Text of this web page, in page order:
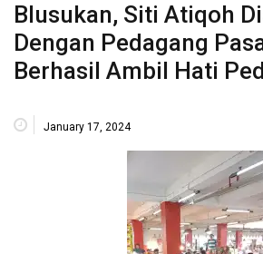
Blusukan, Siti Atiqoh
Dengan Pedagang
Berhasil Ambil Hati
January 17, 2024